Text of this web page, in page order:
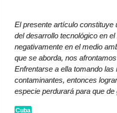
El presente artículo constituye
del desarrollo tecnológico en
negativamente en el medio
que se aborda, nos
Enfrentarse a ella tomando
contaminantes, entonces
especie perdurará para que
Cuba